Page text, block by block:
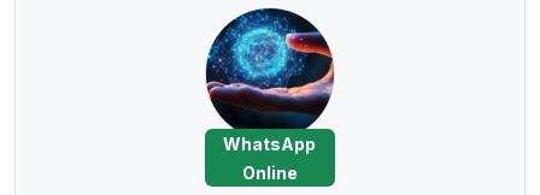
WhatsApp
Online